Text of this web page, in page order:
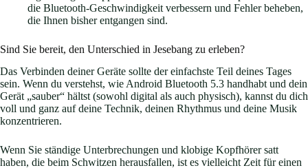
die Bluetooth-Geschwindigkeit verbessern und Fehler beheben,
die Ihnen bisher entgangen sind.
Sind Sie bereit, den Unterschied in Jesebang zu erleben?
Das Verbinden deiner Geräte sollte der einfachste Teil deines Tages
sein. Wenn du verstehst, wie Android Bluetooth 5.3 handhabt und dein
Gerät „sauber“ hältst (sowohl digital als auch physisch), kannst du dich
voll und ganz auf deine Technik, deinen Rhythmus und deine Musik
konzentrieren.
Wenn Sie ständige Unterbrechungen und klobige Kopfhörer satt
haben, die beim Schwitzen herausfallen, ist es vielleicht Zeit für einen